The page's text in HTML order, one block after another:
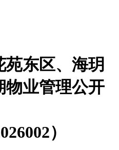
东区、海玥
业管理公开
）